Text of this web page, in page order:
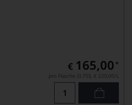
€ 165,00 *
pro Flasche (0.75l), € 220,00/L